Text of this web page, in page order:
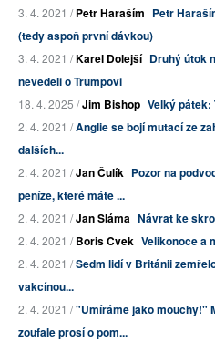
3. 4. 2021 /Petr Haraším Petr
(tedy aspoň první dávkou)
3. 4. 2021 /Karel Dolejší Druhý útok
nevěděli o Trumpovi
18. 4. 2025 /Jim Bishop Velký pátek:
2. 4. 2021 /Anglie se bojí mutací ze
dalších...
2. 4. 2021 /Jan Čulík Pozor na
peníze, které máte ...
2. 4. 2021 /Jan Sláma Návrat ke
2. 4. 2021 /Boris Cvek Velikonoce a
2. 4. 2021 /Sedm lidí v Británii
vakcínou...
2. 4. 2021 /"Umíráme jako mouchy!"
zoufale prosí o pom...